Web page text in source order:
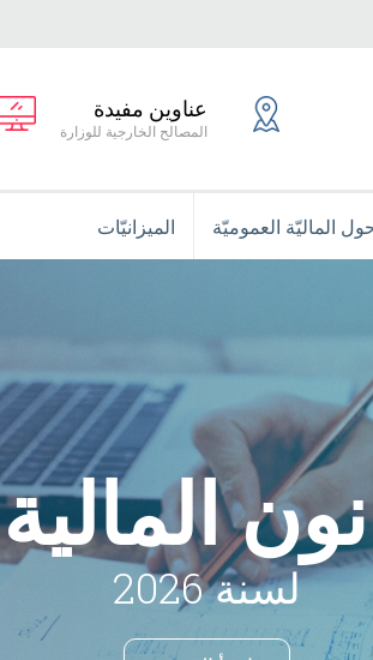
عناوين مفيدة
المصالح الخارجية للوزارة
الماليّة العموميّة الميزانيّات
المالية
لسنة 2026